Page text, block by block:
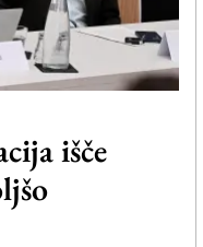
išče